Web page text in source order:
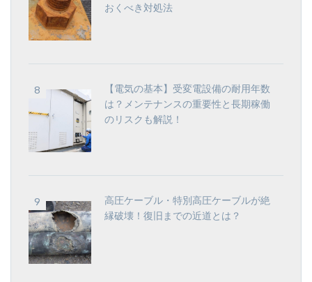
おくべき対処法
【電気の基本】受変電設備の耐用年数
は？メンテナンスの重要性と長期稼働
のリスクも解説！
高圧ケーブル・特別高圧ケーブルが絶
縁破壊！復旧までの近道とは？